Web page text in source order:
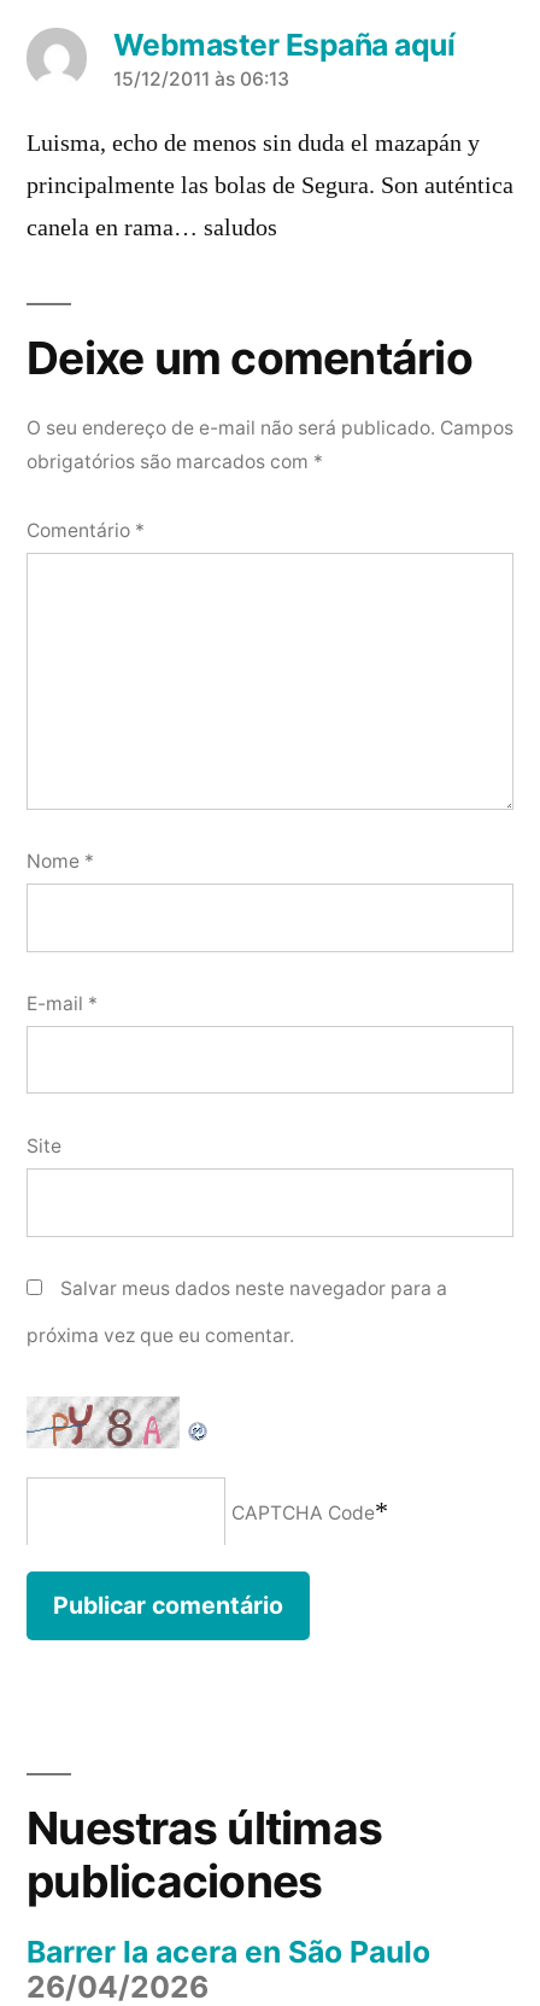
Webmaster España aquí
diz:
15/12/2011 às 06:13
Luisma, echo de menos sin duda el mazapán y
principalmente las bolas de Segura. Son auténtica
canela en rama… saludos
Deixe um comentário
O seu endereço de e-mail não será publicado. Campos
obrigatórios são marcados com *
Comentário *
Nome *
E-mail *
Site
Salvar meus dados neste navegador para a
próxima vez que eu comentar.
CAPTCHA Code*
Nuestras últimas
publicaciones
Barrer la acera en São Paulo
26/04/2026